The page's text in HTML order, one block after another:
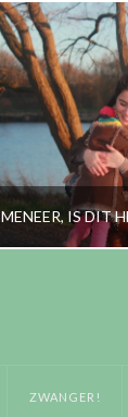
MENEER, IS DIT
ZWANGER!